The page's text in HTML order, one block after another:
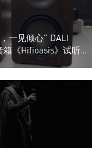
一见倾心” DALI
箱《Hifioasis》试听测